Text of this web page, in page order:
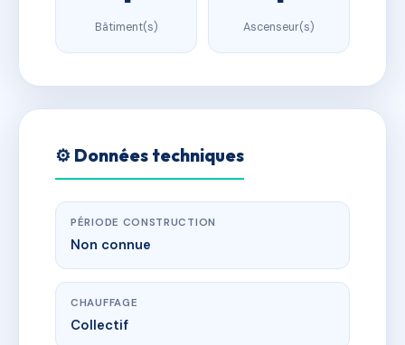
Bâtiment(s) Ascenseur(s)
⚙️ Données techniques
PÉRIODE CONSTRUCTION
Non connue
CHAUFFAGE
Collectif